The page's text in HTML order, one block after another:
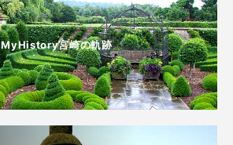
MyHistory宮崎の軌跡